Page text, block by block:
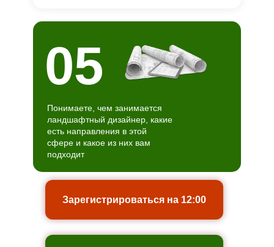
Понимаете, чем занимается
ландшафтный дизайнер, какие
есть направления в этой
сфере и какое из них вам
подходит
05
Зарегистрироваться на 12:00